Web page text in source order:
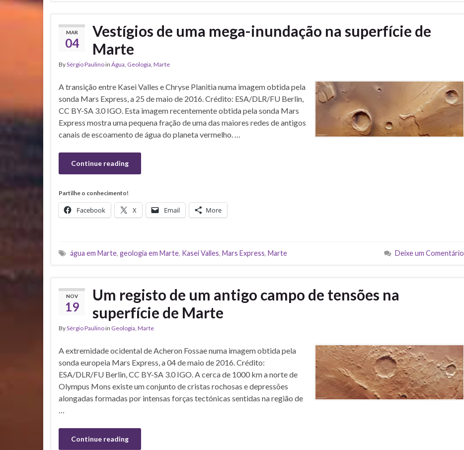
MAR
04
Vestígios de uma mega-inundação na superfície de
Marte
BySérgio Paulinoin Água, Geologia, Marte
A transição entre Kasei Valles e Chryse Planitia numa imagem obtida pela
sonda Mars Express, a 25 de maio de 2016. Crédito: ESA/DLR/FU Berlin,
CC BY-SA 3.0 IGO. Esta imagem recentemente obtida pela sonda Mars
Express mostra uma pequena fração de uma das maiores redes de antigos
canais de escoamento de água do planeta vermelho. …
Continue reading
Partilhe o conhecimento!
Facebook X Email More
água em Marte, geologia em Marte, Kasei Valles, Mars Express, Marte Deixe um Comentário
NOV
19
Um registo de um antigo campo de tensões na
superfície de Marte
BySérgio Paulinoin Geologia, Marte
A extremidade ocidental de Acheron Fossae numa imagem obtida pela
sonda europeia Mars Express, a 04 de maio de 2016. Crédito:
ESA/DLR/FU Berlin, CC BY-SA 3.0 IGO. A cerca de 1000 km a norte de
Olympus Mons existe um conjunto de cristas rochosas e depressões
alongadas formadas por intensas forças tectónicas sentidas na região de
…
Continue reading